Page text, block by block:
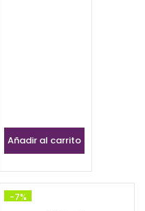
Añadir al carrito
-7%